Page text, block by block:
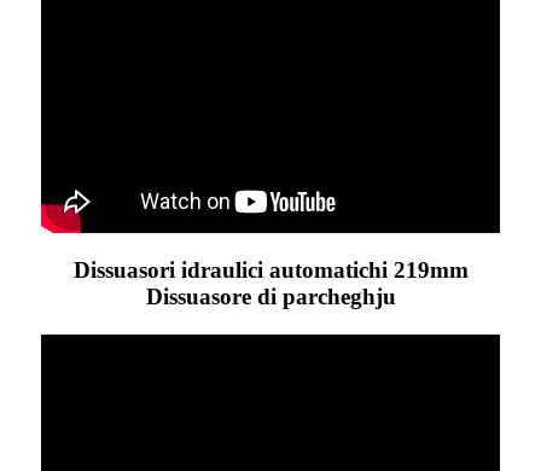
Dissuasori idraulici automatichi 219mm
Dissuasore di parcheghju